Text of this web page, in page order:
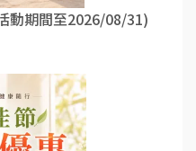
動期間至2026/08/31)